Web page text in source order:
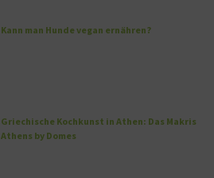
Kann man Hunde vegan ernähren?
Griechische Kochkunst in Athen: Das Makris
Athens by Domes